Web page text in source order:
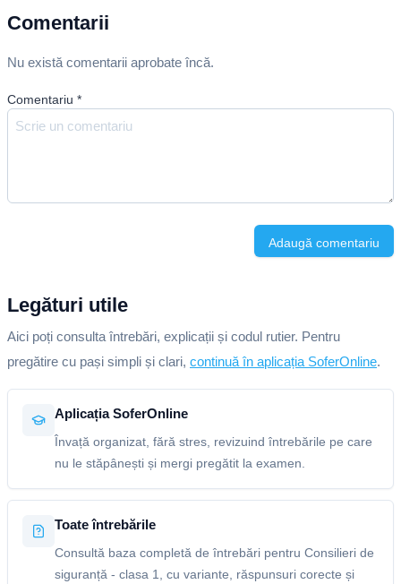
Comentarii
Nu există comentarii aprobate încă.
Comentariu *
Adaugă comentariu
Legături utile
Aici poți consulta întrebări, explicații și codul rutier. Pentru
pregătire cu pași simpli și clari, continuă în aplicația SoferOnline.
Aplicația SoferOnline
Învață organizat, fără stres, revizuind întrebările pe care
nu le stăpânești și mergi pregătit la examen.
Toate întrebările
Consultă baza completă de întrebări pentru Consilieri de
siguranță - clasa 1, cu variante, răspunsuri corecte și